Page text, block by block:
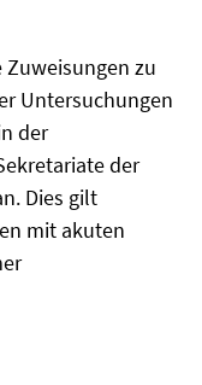
zu
Untersuchungen
der
der
Dies gilt
mit akuten